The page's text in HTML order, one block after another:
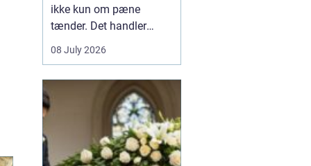
ikke kun om pæne
tænder. Det handler
også om at kunne spise
uden smerter, tale frit og
bekymret. For mange i
og omkring Asnæs kan
det dog være en
udfordring at finde den
rette tandlæge, især hvis
08 July 2026